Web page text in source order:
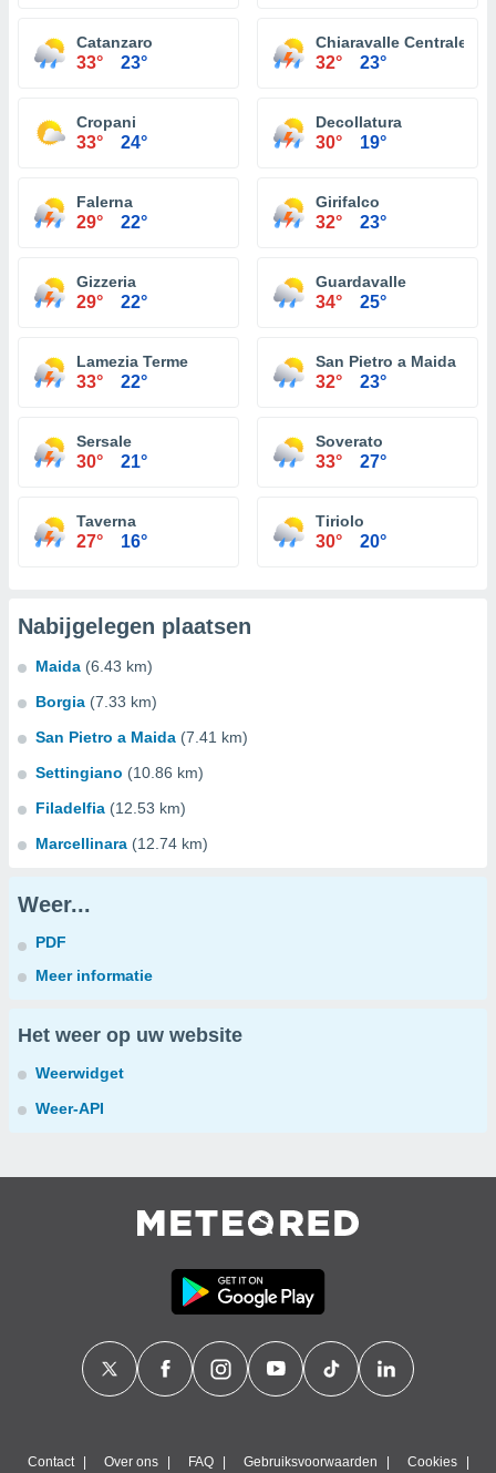
Catanzaro
33° 23°
Chiaravalle Centrale
32° 23°
Cropani
33° 24°
Decollatura
30° 19°
Falerna
29° 22°
Girifalco
32° 23°
Gizzeria
29° 22°
Guardavalle
34° 25°
Lamezia Terme
33° 22°
San Pietro a Maida
32° 23°
Sersale
30° 21°
Soverato
33° 27°
Taverna
27° 16°
Tiriolo
30° 20°
Nabijgelegen plaatsen
Maida (6.43 km)
Borgia (7.33 km)
San Pietro a Maida (7.41 km)
Settingiano (10.86 km)
Filadelfia (12.53 km)
Marcellinara (12.74 km)
Weer...
PDF
Meer informatie
Het weer op uw website
Weerwidget
Weer-API
Contact Over ons FAQ Gebruiksvoorwaarden Cookies